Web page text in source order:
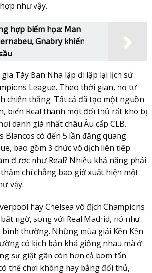
như vậy.
hợp biếm họa: Man
Gnabry khiến
Tây Ban Nha lặp đi lặp lại lịch sử
League. Theo thời gian, họ tự
chiến thắng. Tất cả đã tạo một nguồn
biến Real thành một đối thủ rất khó bị
danh giá nhất châu Âu cấp CLB.
Blancos có đến 5 lần đăng quang
bao gồm 3 chức vô địch liên tiếp.
được như Real? Nhiều khả năng phải
chí chẳng bao giờ xuất hiện một
vậy.
hay Chelsea vô địch Champions
ngờ, song với Real Madrid, nó như
thường. Những mùa giải Kền Kền
có kịch bản khá giống nhau mà ở
sự giật gân còn hơn cả bom tấn
thể chơi không hay bằng đối thủ,